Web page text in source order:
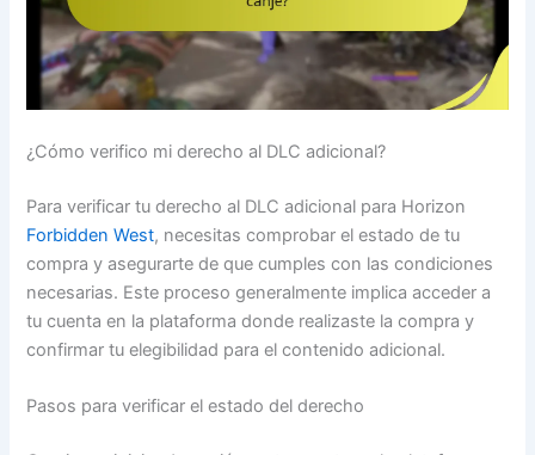
¿Cómo verifico mi derecho al DLC adicional?
Para verificar tu derecho al DLC adicional para Horizon
Forbidden West, necesitas comprobar el estado de tu
compra y asegurarte de que cumples con las condiciones
necesarias. Este proceso generalmente implica acceder a
tu cuenta en la plataforma donde realizaste la compra y
confirmar tu elegibilidad para el contenido adicional.
Pasos para verificar el estado del derecho